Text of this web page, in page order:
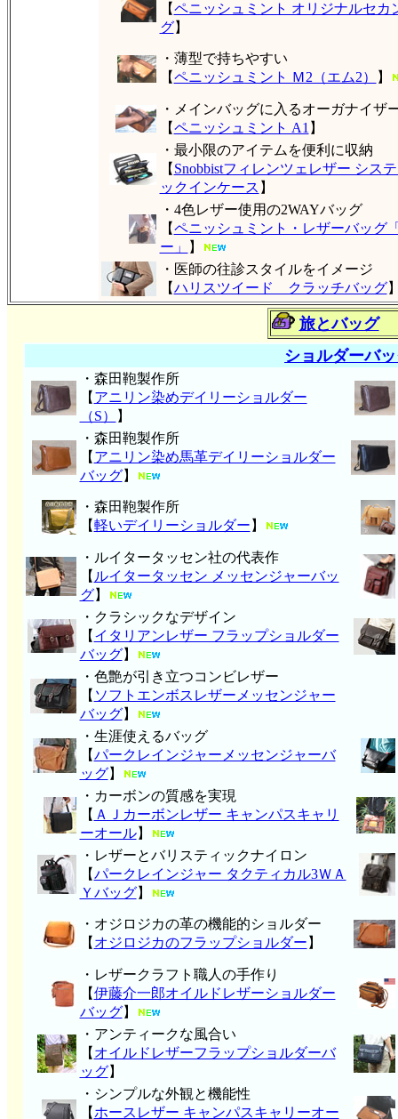
【ペニッシュミント オリジナルセカ
グ】
・薄型で持ちやすい
【ペニッシュミント Ｍ2（エム2） 】
・メインバッグに入るオーガナイザ
【ペニッシュミント A1 】
・最小限のアイテムを便利に収納
【 Snobbistフィレンツェレザー シス
ックインケース 】
・4色レザー使用の2WAYバッグ
【ペニッシュミント・レザーバッグ
ー」
】
・医師の往診スタイルをイメージ
【ハリスツイード クラッチバッグ
旅とバッグ
ショルダーバ
・森田鞄製作所
【 アニリン染めデイリーショルダー
（S）
】
・森田鞄製作所
【 アニリン染め馬革デイリーショルダー
バッグ】
・森田鞄製作所
【軽いデイリーショルダー 】
・ルイタータッセン社の代表作
【 ルイタータッセン メッセンジャーバッ
グ】
・クラシックなデザイン
【 イタリアンレザー フラップショルダー
バッグ】
・色艶が引き立つコンビレザー
【 ソフトエンボスレザーメッセンジャー
バッグ】
・生涯使えるバッグ
【パークレインジャーメッセンジャーバ
ッグ】
・カーボンの質感を実現
【 ＡＪカーボンレザー キャンパスキャリ
ーオール】
・レザーとバリスティックナイロン
【パークレインジャー タクティカル3ＷＡ
Ｙバッグ】
・オジロジカの革の機能的ショルダー
【 オジロジカのフラップショルダー 】
・レザークラフト職人の手作り
【伊藤介一郎オイルドレザーショルダー
バッグ】
・アンティークな風合い
【 オイルドレザーフラップショルダーバ
ッグ】
・シンプルな外観と機能性
【 ホースレザー キャンパスキャリーオー